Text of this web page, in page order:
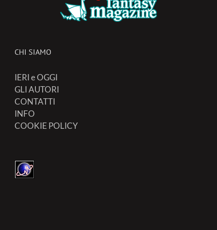
CHI SIAMO
IERI e OGGI
GLI AUTORI
CONTATTI
INFO
COOKIE POLICY